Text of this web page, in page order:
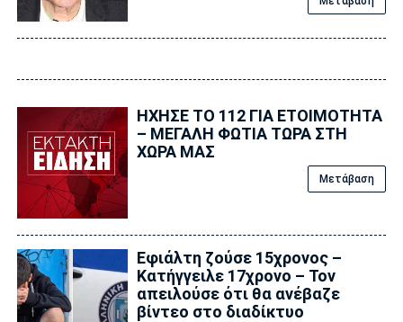
ΗΧΗΣΕ ΤΟ 112 ΓΙΑ ΕΤΟΙΜΟΤΗΤΑ
– ΜΕΓΑΛΗ ΦΩΤΙΑ ΤΩΡΑ ΣΤΗ
ΧΩΡΑ ΜΑΣ
Μετάβαση
Εφιάλτη ζούσε 15χρονος –
Κατήγγειλε 17χρονο – Τον
απειλούσε ότι θα ανέβαζε
βίντεο στο διαδίκτυο